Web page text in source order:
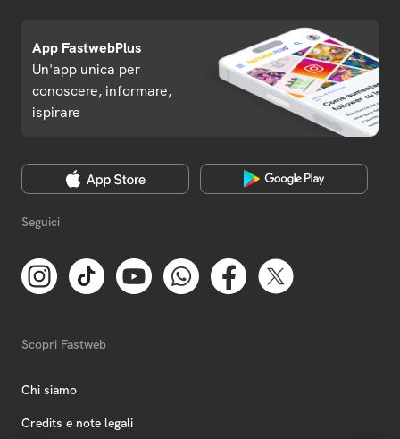
App FastwebPlus
Un'app unica per
conoscere, informare,
ispirare
Seguici
Scopri Fastweb
Chi siamo
Credits e note legali